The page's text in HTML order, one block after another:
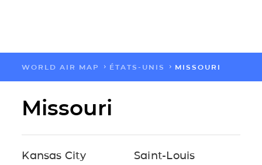
FLOW
CARTES
WORLD AIR MAP ÉTATS-UNIS MISSOURI
Missouri
Kansas City
Saint-Louis